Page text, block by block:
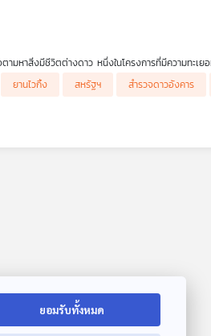
มหาสิ่งมีชีวิตต่างดาว หนึ่งในโครงการที่มีความทะเ
วกิ้งกับสงครามเย็นและมรดกของโครงการที่มอบให้
ยานไวกิ้ง สหรัฐฯ สำรวจดาวอังคาร
ยอมรับทั้งหมด